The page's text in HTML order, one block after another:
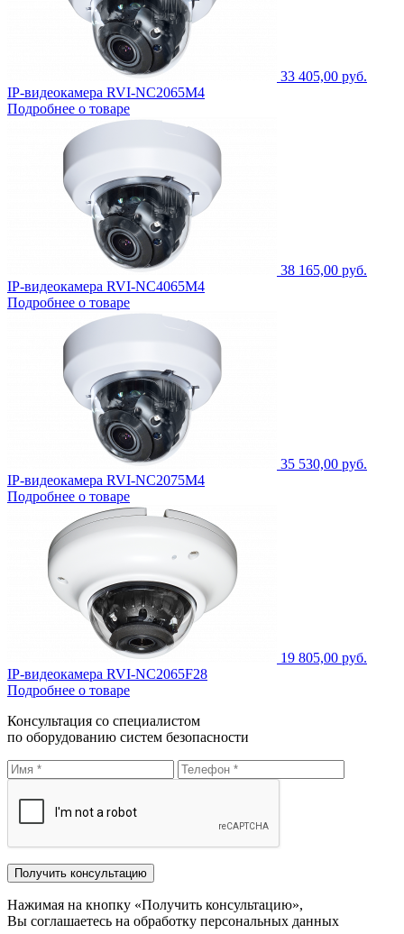
33 405,00 руб.
IP-видеокамера RVI-NC2065M4
Подробнее о товаре
38 165,00 руб.
IP-видеокамера RVI-NC4065M4
Подробнее о товаре
35 530,00 руб.
IP-видеокамера RVI-NC2075M4
Подробнее о товаре
19 805,00 руб.
IP-видеокамера RVI-NC2065F28
Подробнее о товаре
Консультация со специалистом
по оборудованию систем безопасности
Нажимая на кнопку «Получить консультацию»,
Вы соглашаетесь на обработку персональных данных